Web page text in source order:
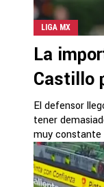
LIGA MX
La
Castillo
El defensor
tener
muy constante